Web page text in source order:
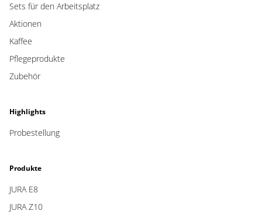
Sets für den Arbeitsplatz
Aktionen
Kaffee
Pflegeprodukte
Zubehör
Highlights
Probestellung
Produkte
JURA E8
JURA Z10